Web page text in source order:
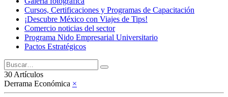
Cursos, Certificaciones y Programas de Capacitación
¡Descubre México con Viajes de Tips!
Comercio noticias del sector
Programa Nido Empresarial Universitario
Pactos Estratégicos
30 Artículos
Derrama Económica ×